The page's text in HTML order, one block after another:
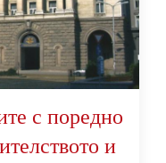
с поредно
и